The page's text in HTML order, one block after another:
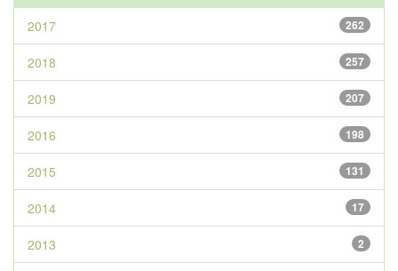
262
2017
257
2018
207
2019
198
2016
131
2015
17
2014
2
2013